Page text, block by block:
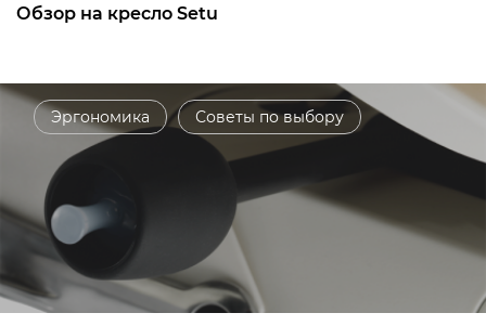
Обзор на кресло Setu
Эргономика Советы по выбору